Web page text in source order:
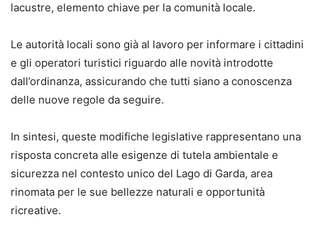
lacustre, elemento chiave per la comunità locale.
Le autorità locali sono già al lavoro per informare i cittadini
e gli operatori turistici riguardo alle novità introdotte
dall’ordinanza, assicurando che tutti siano a conoscenza
delle nuove regole da seguire.
In sintesi, queste modifiche legislative rappresentano una
risposta concreta alle esigenze di tutela ambientale e
sicurezza nel contesto unico del Lago di Garda, area
rinomata per le sue bellezze naturali e opportunità
ricreative.